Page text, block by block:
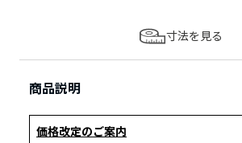
寸法を見る
商品説明
価格改定のご案内